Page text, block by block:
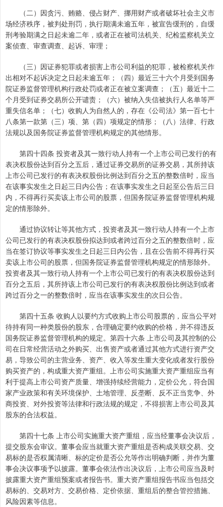
（二）因贪污、贿赂、侵占财产、挪用财产或者破坏社会主义市
场经济秩序，被判处刑罚，执行期满未逾五年，被宣告缓刑的，自缓
刑考验期满之日起未逾二年，或者正在被司法机关、纪检监察机关立
案侦查、审查调查、起诉、审理；
（三）因证券犯罪或者损害上市公司利益的犯罪，被检察机关作
出相对不起诉决定之日起未逾五年；（四）最近三十六个月受到国务
院证券监督管理机构行政处罚或者正在被立案调查；（五）最近十二
个月受到证券交易所公开谴责；（六）被纳入失信被执行人名单等严
重失信名单；（七）收购人为自然人的，存在《公司法》第一百七十
八条第一款第（三）项、第（四）项规定的情形；（八）法律、行政
法规以及国务院证券监督管理机构规定的其他情形。
第四十四条 投资者及其一致行动人持有一个上市公司已发行的有
表决权股份达到百分之五后，通过证券交易所的证券交易，其所持该
上市公司已发行的有表决权股份比例达到百分之五的整数倍时，应当
在该事实发生之日起三日内公告；在该事实发生之日起至公告后三日
内，不得再行买卖该上市公司的股票，但国务院证券监督管理机构规
定的情形除外。
通过协议转让等其他方式，投资者及其一致行动人持有一个上市
公司已发行的有表决权股份拟达到或者跨过百分之五的整数倍时，应
当在签订协议等事实发生之日起三日内公告，且在公告前不得再行买
卖该上市公司的股票，但国务院证券监督管理机构规定的情形除外。
投资者及其一致行动人持有一个上市公司已发行的有表决权股份达到
百分之五后，其所持该上市公司已发行的有表决权股份比例达到或者
跨过百分之一的整数倍时，应当在该事实发生的次日公告。
第四十五条 收购人以要约方式收购上市公司股票的，应当公平对
待持有同一种类股份的股东，合理确定要约收购的价格，并不得违反
国务院证券监督管理机构的规定。第四十六条 上市公司及其控制的公
司在日常经营活动之外购买、出售资产或者通过其他方式进行资产交
易，导致公司的主营业务、资产、收入等发生重大变化或者发行股份
购买资产的，构成重大资产重组。上市公司实施重大资产重组应当有
利于提高上市公司资产质量、增强持续经营能力，定价公允，符合国
家产业政策和有关环境保护、土地管理、反垄断、反不正当竞争、外
商投资、对外投资等法律和行政法规的规定，不得损害上市公司及其
股东的合法权益。
第四十七条 上市公司实施重大资产重组，应当经董事会决议后，
提交股东会审议。董事会应当就重大资产重组是否构成关联交易、交
易标的是否权属清晰、标的定价是否公允等作出明确判断，并作为董
事会决议事项予以披露。董事会依法作出决议后，上市公司应当及时
披露重大资产重组预案或者报告书。重大资产重组报告书应当包括交
易标的、交易对方、交易价格、定价依据、重组后的整合管控措施、
风险因素等信息。